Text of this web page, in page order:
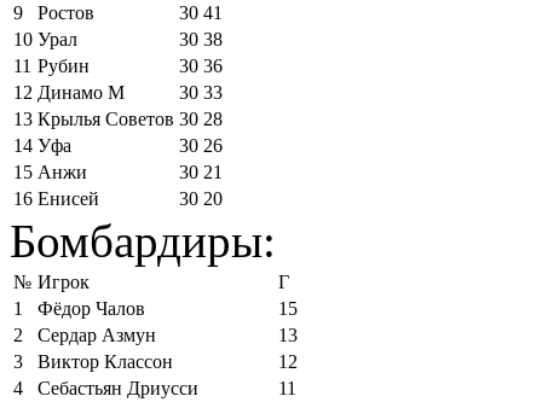
9
Ростов 30 41
10 Урал 30 38
11 Рубин 30 36
12 Динамо М 30 33
13 Крылья Советов 30 28
14 Уфа 30 26
15 Анжи 30 21
16 Енисей 30 20
Бомбардиры:
№ Игрок
Г
1
Фёдор Чалов
15
2
Сердар Азмун
13
3
Виктор Классон
12
4
Себастьян Дриусси
11